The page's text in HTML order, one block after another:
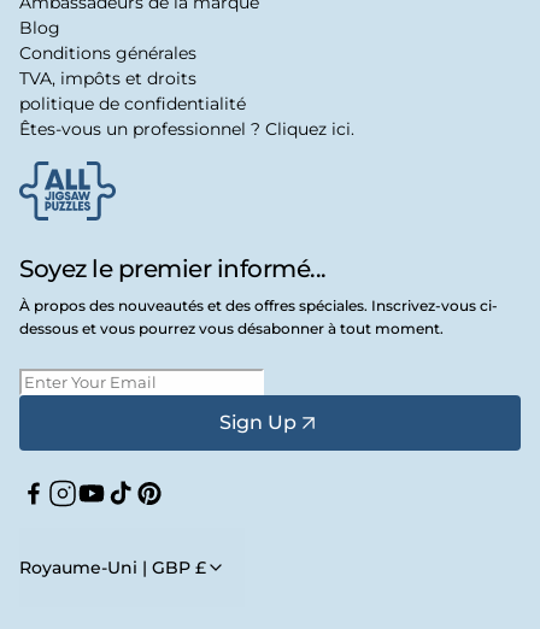
Soyez le premier informé...
À propos des nouveautés et des offres spéciales. Inscrivez-vous ci-
dessous et vous pourrez vous désabonner à tout moment.
Sign Up
Facebook
Instagram
YouTube
TikTokPinterest
Royaume-Uni | GBP £
Blog
Conditions générales
TVA, impôts et droits
politique de confidentialité
Êtes-vous un professionnel ? Cliquez ici.